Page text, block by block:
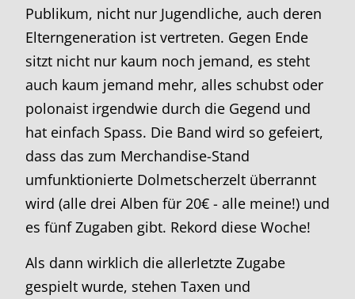
Publikum, nicht nur Jugendliche, auch deren
Elterngeneration ist vertreten. Gegen Ende
sitzt nicht nur kaum noch jemand, es steht
auch kaum jemand mehr, alles schubst oder
polonaist irgendwie durch die Gegend und
hat einfach Spass. Die Band wird so gefeiert,
dass das zum Merchandise-Stand
umfunktionierte Dolmetscherzelt überrannt
wird (alle drei Alben für 20€ - alle meine!) und
es fünf Zugaben gibt. Rekord diese Woche!
Als dann wirklich die allerletzte Zugabe
gespielt wurde, stehen Taxen und